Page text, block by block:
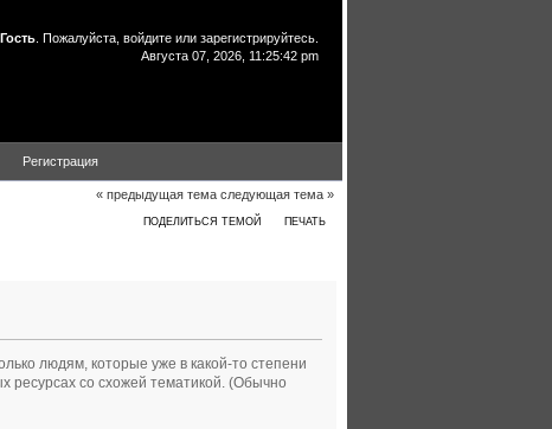
Гость . Пожалуйста, войдите или зарегистрируйтесь
Августа 07, 2026, 11:25:42 pm
Регистрация
« предыдущая тема следующая тема »
ПОДЕЛИТЬСЯ ТЕМОЙ ПЕЧАТЬ
людям, которые уже в какой-то степени
ресурсах со схожей тематикой. (Обычно